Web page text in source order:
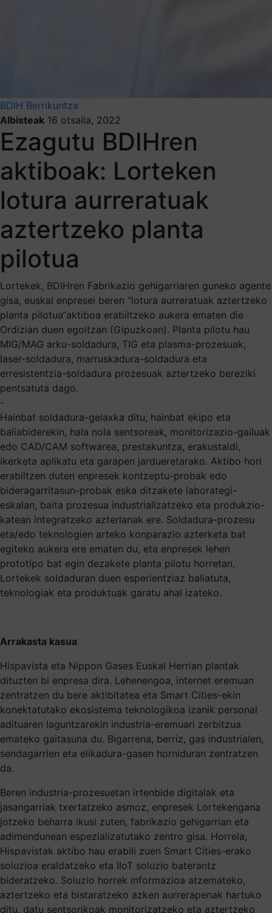
BDIH Berrikuntza
Albisteak 16 otsaila, 2022
Ezagutu BDIHren
aktiboak: Lorteken
lotura aurreratuak
aztertzeko planta
pilotua
Lortekek, BDIHren Fabrikazio gehigarriaren guneko agente
gisa, euskal enpresei beren “lotura aurreratuak aztertzeko
planta pilotua“aktiboa erabiltzeko aukera ematen die
Ordizian duen egoitzan (Gipuzkoan). Planta pilotu hau
MIG/MAG arku-soldadura, TIG eta plasma-prozesuak,
laser-soldadura, marruskadura-soldadura eta
erresistentzia-soldadura prozesuak aztertzeko bereziki
pentsatuta dago.
-
Hainbat soldadura-gelaxka ditu, hainbat ekipo eta
baliabiderekin, hala nola sentsoreak, monitorizazio-gailuak
edo CAD/CAM softwarea, prestakuntza, erakustaldi,
ikerketa aplikatu eta garapen jardueretarako. Aktibo hori
erabiltzen duten enpresek kontzeptu-probak edo
bideragarritasun-probak eska ditzakete laborategi-
eskalan, baita prozesua industrializatzeko eta produkzio-
katean integratzeko azterlanak ere. Soldadura-prozesu
eta/edo teknologien arteko konparazio azterketa bat
egiteko aukera ere ematen du, eta enpresek lehen
prototipo bat egin dezakete planta pilotu horretan,
Lortekek soldaduran duen esperientziaz baliatuta,
teknologiak eta produktuak garatu ahal izateko.
Arrakasta kasua
Hispavista eta Nippon Gases Euskal Herrian plantak
dituzten bi enpresa dira. Lehenengoa, internet eremuan
zentratzen du bere aktibitatea eta Smart Cities-ekin
konektatutako ekosistema teknologikoa izanik personal
adituaren laguntzarekin industria-eremuari zerbitzua
emateko gaitasuna du. Bigarrena, berriz, gas industrialen,
sendagarrien eta elikadura-gasen horniduran zentratzen
da.
Beren industria-prozesuetan irtenbide digitalak eta
jasangarriak txertatzeko asmoz, enpresek Lortekengana
jotzeko beharra ikusi zuten, fabrikazio gehigarrian eta
adimendunean espezializatutako zentro gisa. Horrela,
Hispavistak aktibo hau erabili zuen Smart Cities-erako
soluzioa eraldatzeko eta IIoT soluzio baterantz
bideratzeko. Soluzio horrek informazioa atzemateko,
aztertzeko eta bistaratzeko azken aurrerapenak hartuko
ditu, datu sentsorikoak monitorizatzeko eta aztertzeko